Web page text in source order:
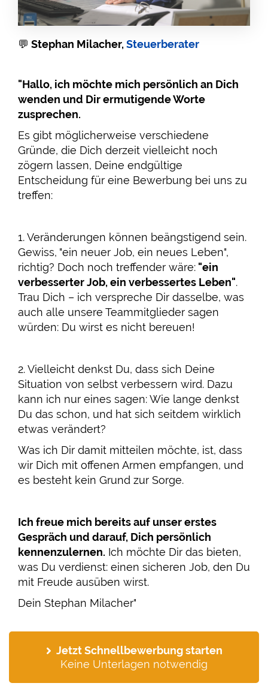
💬 Stephan Milacher,Steuerberater
"Hallo, ich möchte mich persönlich an Dich
wenden und Dir ermutigende Worte
zusprechen.
Es gibt möglicherweise verschiedene
Gründe, die Dich derzeit vielleicht noch
zögern lassen, Deine endgültige
Entscheidung für eine Bewerbung bei uns zu
treffen:
1. Veränderungen können beängstigend sein.
Gewiss, "ein neuer Job, ein neues Leben",
richtig? Doch noch treffender wäre: "ein
verbesserter Job, ein verbessertes Leben".
Trau Dich – ich verspreche Dir dasselbe, was
auch alle unsere Teammitglieder sagen
würden: Du wirst es nicht bereuen!
2. Vielleicht denkst Du, dass sich Deine
Situation von selbst verbessern wird. Dazu
kann ich nur eines sagen: Wie lange denkst
Du das schon, und hat sich seitdem wirklich
etwas verändert?
Was ich Dir damit mitteilen möchte, ist, dass
wir Dich mit offenen Armen empfangen, und
es besteht kein Grund zur Sorge.
Ich freue mich bereits auf unser erstes
Gespräch und darauf, Dich persönlich
kennenzulernen. Ich möchte Dir das bieten,
was Du verdienst: einen sicheren Job, den Du
mit Freude ausüben wirst.
Dein Stephan Milacher"
Jetzt Schnellbewerbung starten
Keine Unterlagen notwendig